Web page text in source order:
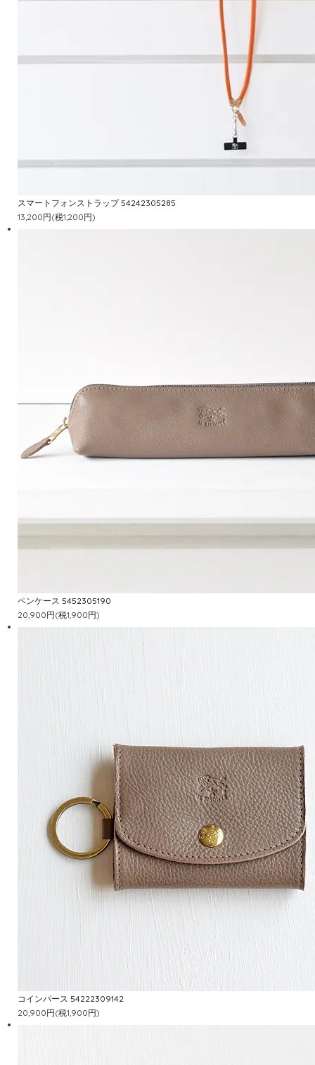
スマートフォンストラップ 54242305285
13,200円(税1,200円)
ペンケース 5452305190
20,900円(税1,900円)
コインパース 54222309142
20,900円(税1,900円)